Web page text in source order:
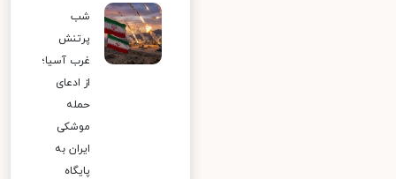
شب
پرتنش
غرب آسیا؛
از ادعای
حمله
موشکی
ایران به
پایگاه